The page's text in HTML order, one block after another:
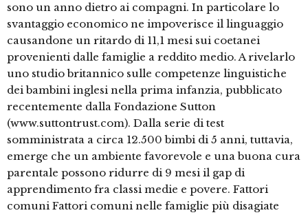
sono un anno dietro ai compagni. In particolare lo
svantaggio economico ne impoverisce il linguaggio
causandone un ritardo di 11,1 mesi sui coetanei
provenienti dalle famiglie a reddito medio. A rivelarlo
uno studio britannico sulle competenze linguistiche
dei bambini inglesi nella prima infanzia, pubblicato
recentemente dalla Fondazione Sutton
(www.suttontrust.com). Dalla serie di test
somministrata a circa 12.500 bimbi di 5 anni, tuttavia,
emerge che un ambiente favorevole e una buona cura
parentale possono ridurre di 9 mesi il gap di
apprendimento fra classi medie e povere. Fattori
comuni Fattori comuni nelle famiglie più disagiate